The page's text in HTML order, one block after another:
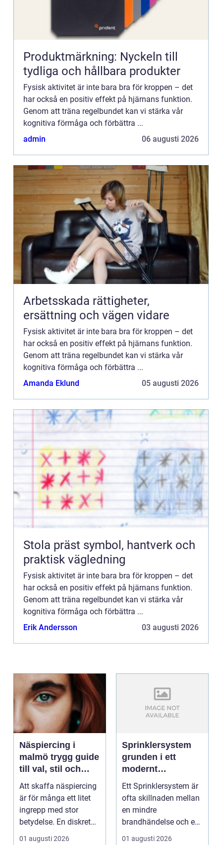
Produktmärkning: Nyckeln till
tydliga och hållbara produkter
Fysisk aktivitet är inte bara bra för kroppen – det
har också en positiv effekt på hjärnans funktion.
Genom att träna regelbundet kan vi stärka vår
kognitiva förmåga och förbättra ...
admin
06 augusti 2026
Arbetsskada rättigheter,
ersättning och vägen vidare
Fysisk aktivitet är inte bara bra för kroppen – det
har också en positiv effekt på hjärnans funktion.
Genom att träna regelbundet kan vi stärka vår
kognitiva förmåga och förbättra ...
Amanda Eklund
05 augusti 2026
Stola präst symbol, hantverk och
praktisk vägledning
Fysisk aktivitet är inte bara bra för kroppen – det
har också en positiv effekt på hjärnans funktion.
Genom att träna regelbundet kan vi stärka vår
kognitiva förmåga och förbättra ...
Erik Andersson
03 augusti 2026
Näspiercing i
malmö trygg guide
till val, stil och
studio
Att skaffa näspiercing
är för många ett litet
ingrepp med stor
betydelse. En diskret
sten i näsvinge...
01 augusti 2026
Sprinklersystem
grunden i ett
modernt
brandskydd
Ett Sprinklersystem är
ofta skillnaden mellan
en mindre
brandhändelse och en
total förlust av
01 augusti 2026